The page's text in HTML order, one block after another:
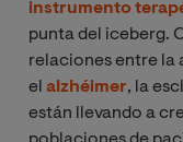
instrumento
punta del iceberg.
relaciones entre la
el alzhéimer, la
están llevando a